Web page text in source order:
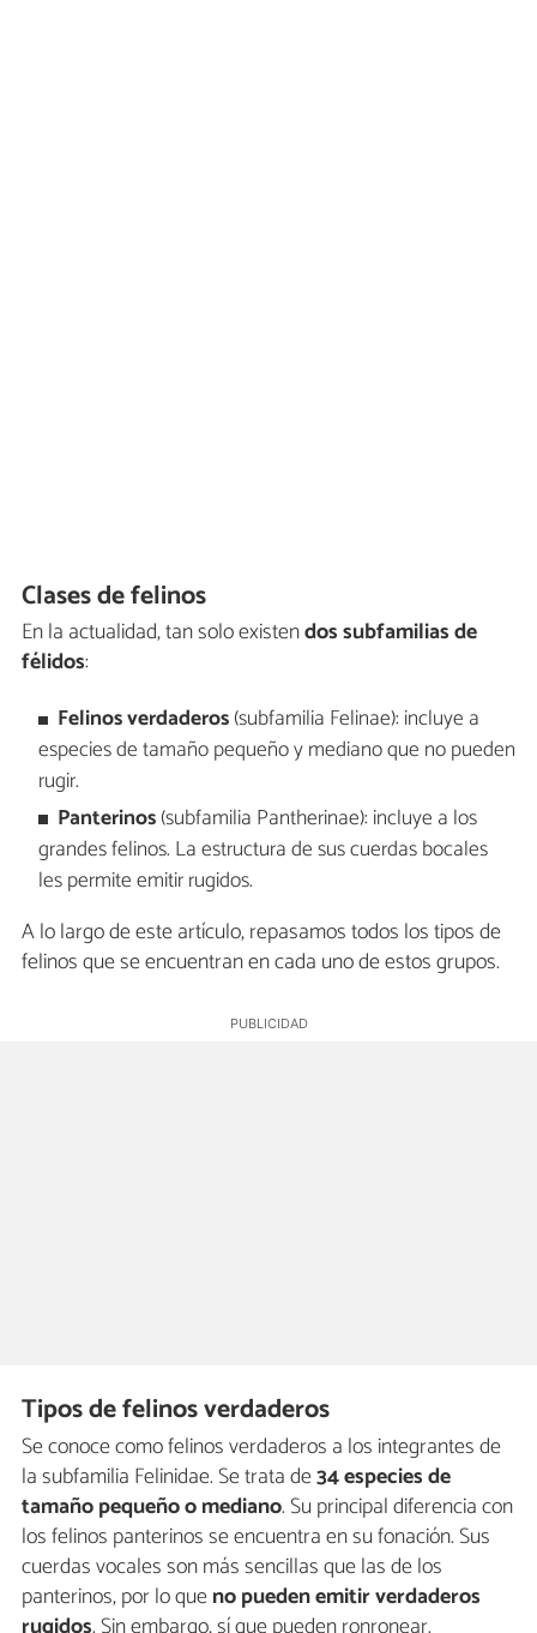
Clases de felinos
En la actualidad, tan solo existendos subfamilias de
félidos:
Felinosverdaderos(subfamilia Felinae): incluye a
especies de tamaño pequeño y mediano que no pueden
rugir.
Panterinos(subfamilia Pantherinae): incluye a los
grandes felinos. La estructura de sus cuerdas bocales
les permite emitir rugidos.
A lo largo de este artículo, repasamos todos los tipos de
felinos que se encuentran en cada uno de estos grupos.
Tipos de felinos verdaderos
Se conoce como felinos verdaderos a los integrantes de
la subfamilia Felinidae. Se trata de34 especies de
tamaño pequeño o mediano. Su principal diferencia con
los felinos panterinos se encuentra en su fonación. Sus
cuerdas vocales son más sencillas que las de los
panterinos, por lo queno pueden emitir verdaderos